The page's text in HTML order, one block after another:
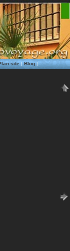
site|Blog|